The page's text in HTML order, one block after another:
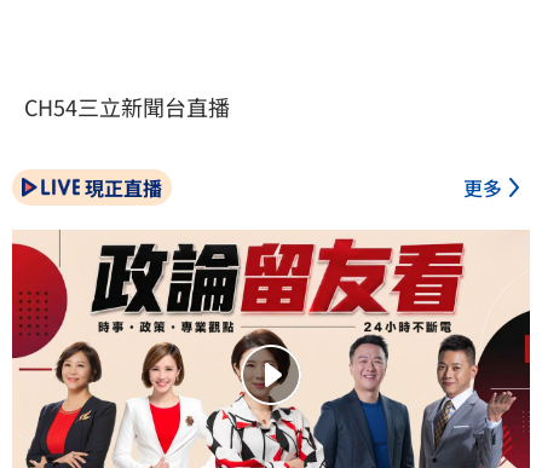
CH54三立新聞台直播
現正直播 更多